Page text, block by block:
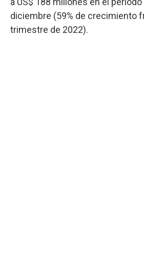
diciembre (59% de crecimiento
trimestre de 2022).